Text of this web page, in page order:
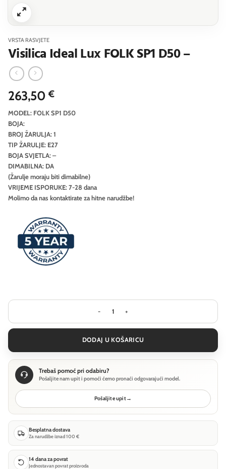
VRSTA RASVJETE
Visilica Ideal Lux FOLK SP1 D50 –
263,50€
MODEL: FOLK SP1 D50
BOJA:
BROJ ŽARULJA: 1
TIP ŽARULJE: E27
BOJA SVJETLA: –
DIMABILNA: DA
(Žarulje moraju biti dimabilne)
VRIJEME ISPORUKE: 7-28 dana
Molimo da nas kontaktirate za hitne narudžbe!
Visilica Ideal Lux FOLK SP1 D50 -
DODAJ U KOŠARICU
Trebaš pomoć pri odabiru?
Pošaljite nam upit i pomoći ćemo pronaći odgovarajući model.
Pošaljite upit→
Besplatna dostava
Za narudžbe iznad 100 €
14 dana za povrat
Jednostavan povrat proizvoda